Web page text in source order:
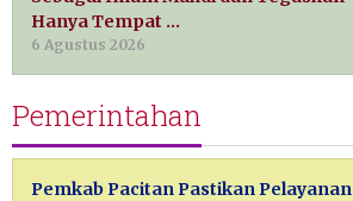
Hanya Tempat …
6 Agustus 2026
Pemerintahan
Pemkab Pacitan Pastikan Pelayanan